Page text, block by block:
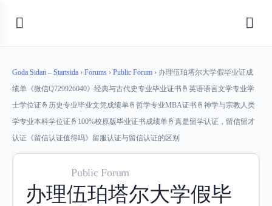
Goda Sidan – Startsida › Forums › Public Forum › 办理伍珀塔尔大学假毕业证成
绩单《微信Q729926040》经典与古代史专业毕业证书🤞英语语言文学专业学
士学位证🤞历史专业毕业文凭成绩单🤞哲学专业MBA证书🤞神学与宗教人类
学专业本科学位证🤞100%校原版毕业证书成绩单🤞真是留学认证，留信留才
认证《留信认证值得吗》留服认证与留信认证的区别
Public Forum
办理伍珀塔尔大学假毕